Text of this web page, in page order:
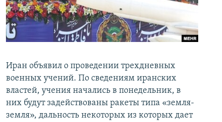
İNFOQRAFIKA
KARIKATURA
AZƏRBAYCAN ƏDƏBIYYATI KITABXANASI
İSLAM VƏ DEMOKRATIYA
MISSIYAMIZ
PEŞƏ ETIKASI VƏ JURNALISTIKA STANDARTLARIMIZ
AZADLIQRADIOSU MOBIL TELEFONUNUZDA
BIZIMLƏ ƏLAQƏ
XƏBƏR BÜLLETENLƏRIMIZ
BIZI IZLƏ
RFE/RL-in bütün saytları
Иран объявил о проведении трехдневных
военных учений. По сведениям иранских
властей, учения начались в понедельник, в
них будут задействованы ракеты типа «земля-
земля», дальность некоторых из которых дает